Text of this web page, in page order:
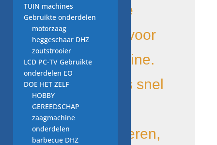
een degelijke
afvoerpomp voor
uw wasmachine.
de levering is snel
omdat we uit
voorraad leveren,
TUIN machines
Gebruikte onderdelen
motorzaag
heggeschaar DHZ
zoutstrooier
LCD PC-TV Gebruikte
onderdelen EO
DOE HET ZELF
HOBBY
GEREEDSCHAP
zaagmachine
onderdelen
barbecue DHZ